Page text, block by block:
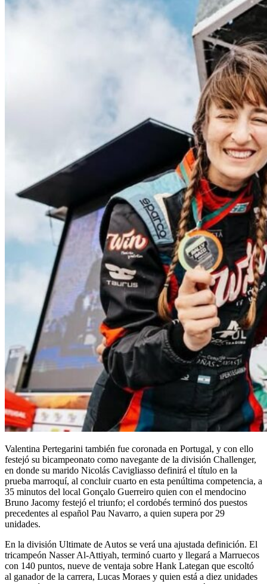
Valentina Pertegarini también fue coronada en Portugal, y con ello
festejó su bicampeonato como navegante de la división Challenger,
en donde su marido Nicolás Cavigliasso definirá el título en la
prueba marroquí, al concluir cuarto en esta penúltima competencia, a
35 minutos del local Gonçalo Guerreiro quien con el mendocino
Bruno Jacomy festejó el triunfo; el cordobés terminó dos puestos
precedentes al español Pau Navarro, a quien supera por 29
unidades.
En la división Ultimate de Autos se verá una ajustada definición. El
tricampeón Nasser Al-Attiyah, terminó cuarto y llegará a Marruecos
con 140 puntos, nueve de ventaja sobre Hank Lategan que escoltó
al ganador de la carrera, Lucas Moraes y quien está a diez unidades